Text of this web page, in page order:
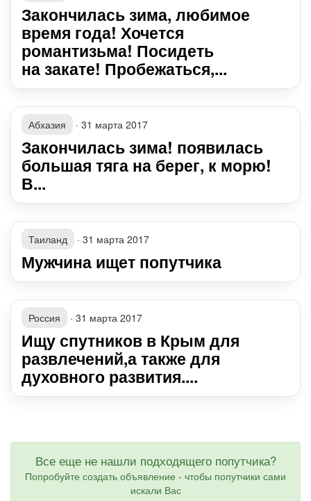
Закончилась зима, любимое
время года! Хочется
романтизьма! Посидеть
на закате! Пробежаться,...
Абхазия · 31 марта 2017
Закончилась зима! появилась
большая тяга на берег, к морю!
В...
Таиланд · 31 марта 2017
Мужчина ищет попутчика
Россия · 31 марта 2017
Ищу спутников в Крым для
развлечений,а также для
духовного развития....
Все еще не нашли подходящего попутчика?
Попробуйте создать объявление - чтобы попутчики сами
искали Вас